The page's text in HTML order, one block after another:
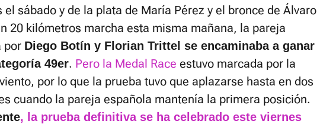
el sábado y de la plata de María Pérez y el bronce de Álvaro
20 kilómetros marcha esta misma mañana, la pareja
por Diego Botín y Florian Trittel se encaminaba a ganar
49er. Pero la Medal Race estuvo marcada por la
por lo que la prueba tuvo que aplazarse hasta en dos
cuando la pareja española mantenía la primera posición.
, la prueba definitiva se ha celebrado este viernes